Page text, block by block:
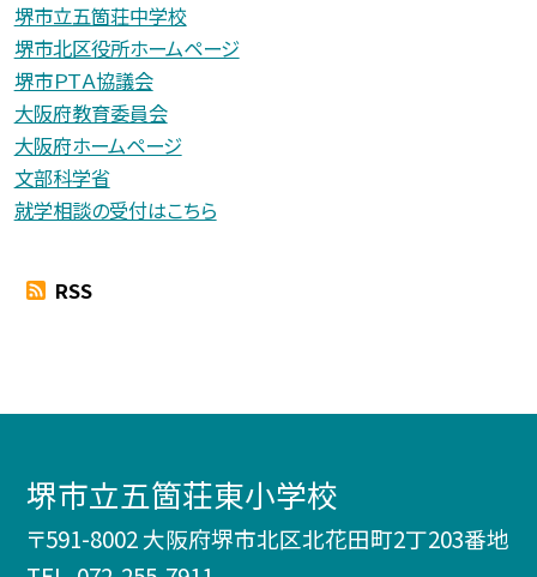
堺市立五箇荘中学校
堺市北区役所ホームページ
堺市ＰＴＡ協議会
大阪府教育委員会
大阪府ホームページ
文部科学省
就学相談の受付はこちら
RSS
堺市立五箇荘東小学校
〒591-8002 大阪府堺市北区北花田町2丁203番地